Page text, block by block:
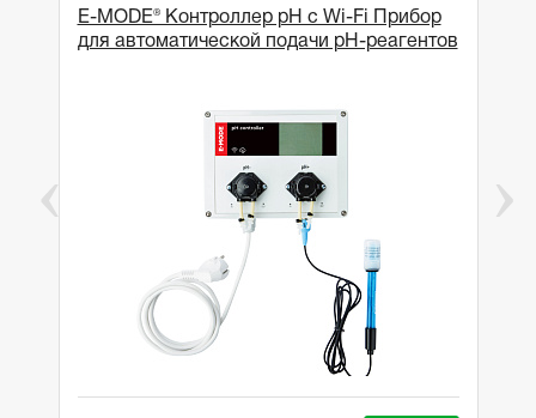
E-MODE® Контроллер pH с Wi-Fi Прибор
для автоматической подачи рН-реагентов